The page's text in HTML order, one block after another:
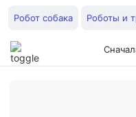
Робот собака Роботы и